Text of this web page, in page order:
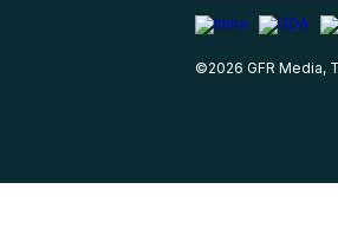
©2026 GFR Media,